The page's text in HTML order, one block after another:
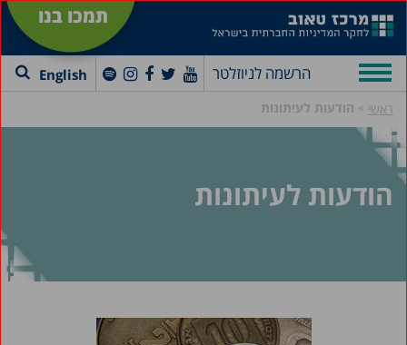
תמכו בנו
הרשמה לניוזלטר English
ראשי » הודעות לעיתונות
הודעות לעיתונות